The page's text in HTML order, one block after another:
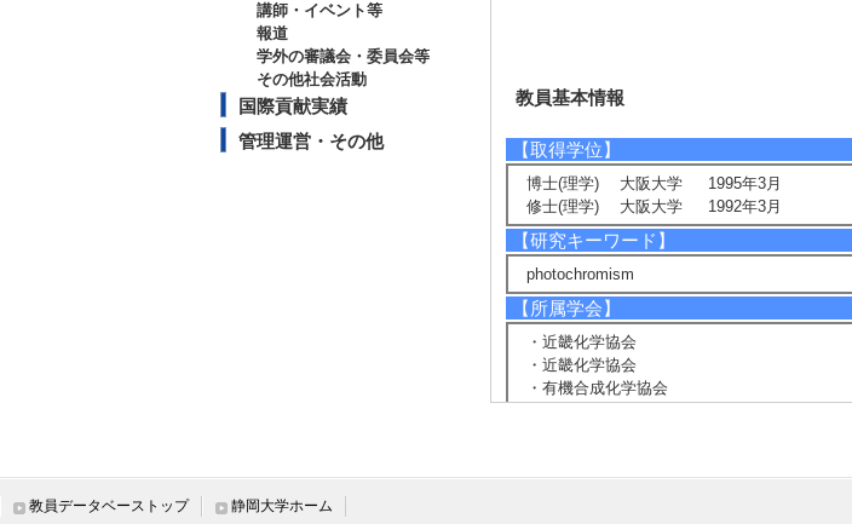
講師・イベント等
報道
学外の審議会・委員会等
その他社会活動
国際貢献実績
管理運営・その他
教員基本情報
【取得学位】
博士(理学) 大阪大学 1995年3月
修士(理学) 大阪大学 1992年3月
【研究キーワード】
photochromism
【所属学会】
・近畿化学協会
・近畿化学協会
・有機合成化学協会
教員データベーストップ 静岡大学ホーム